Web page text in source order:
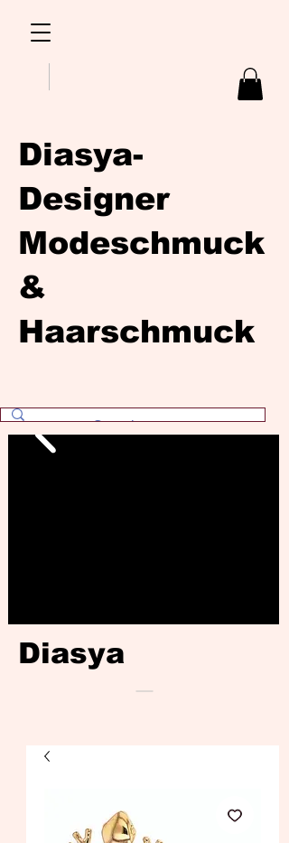
Diasya-
Designer
Modeschmuck
&
Haarschmuck
Diasya